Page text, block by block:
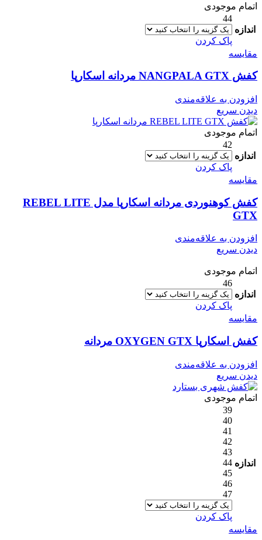
اتمام موجودی
اندازه
44
پاک کردن
مقایسه
کفش NANGPALA GTX مردانه اسکارپا
افزودن به علاقه‌مندی
دیدن سریع
اتمام موجودی
اندازه
42
پاک کردن
مقایسه
کفش کوهنوردی مردانه اسکارپا مدل REBEL LITE
GTX
افزودن به علاقه‌مندی
دیدن سریع
اتمام موجودی
اندازه
46
پاک کردن
مقایسه
کفش اسکارپا OXYGEN GTX مردانه
افزودن به علاقه‌مندی
دیدن سریع
اتمام موجودی
اندازه
39
40
41
42
43
44
45
46
47
پاک کردن
مقایسه